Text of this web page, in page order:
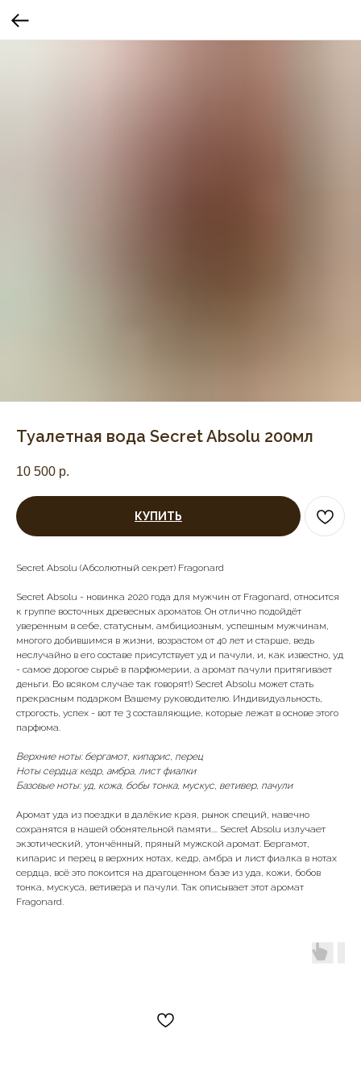
Туалетная вода Secret Absolu 200мл
10 500 р.
КУПИТЬ
Secret Absolu (Абсолютный секрет) Fragonard
Secret Absolu - новинка 2020 года для мужчин от Fragonard, относится
к группе восточных древесных ароматов. Он отлично подойдёт
уверенным в себе, статусным, амбициозным, успешным мужчинам,
многого добившимся в жизни, возрастом от 40 лет и старше, ведь
неслучайно в его составе присутствует уд и пачули, и, как известно, уд
- самое дорогое сырьё в парфюмерии, а аромат пачули притягивает
деньги. Во всяком случае так говорят!) Secret Absolu может стать
прекрасным подарком Вашему руководителю. Индивидуальность,
строгость, успех - вот те 3 составляющие, которые лежат в основе этого
парфюма.
Верхние ноты: бергамот, кипарис, перец
Ноты сердца: кедр, амбра, лист фиалки
Базовые ноты: уд, кожа, бобы тонка, мускус, ветивер, пачули
Аромат уда из поездки в далёкие края, рынок специй, навечно
сохранятся в нашей обонятельной памяти.... Secret Absolu излучает
экзотический, утончённый, пряный мужской аромат. Бергамот,
кипарис и перец в верхних нотах, кедр, амбра и лист фиалка в нотах
сердца, всё это покоится на драгоценном базе из уда, кожи, бобов
тонка, мускуса, ветивера и пачули. Так описывает этот аромат
Fragonard.